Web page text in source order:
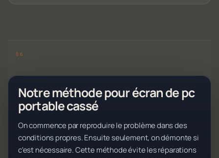
Notre méthode pour écran de pc
portable cassé
On commence par reproduire le problème dans des
conditions propres. Ensuite seulement, on démonte si
c'est nécessaire. Cette méthode évite les réparations